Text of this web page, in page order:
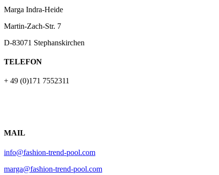
Marga Indra-Heide
Martin-Zach-Str. 7
D-83071 Stephanskirchen
TELEFON
+ 49 (0)171 7552311
MAIL
info@fashion-trend-pool.com
marga@fashion-trend-pool.com